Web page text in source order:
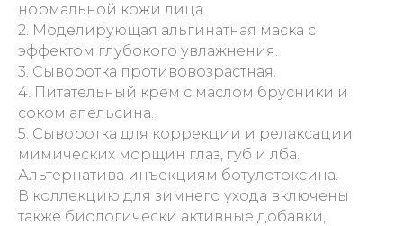
нормальной кожи лица
2. Моделирующая альгинатная маска с
эффектом глубокого увлажнения.
3. Сыворотка противовозрастная.
4. Питательный крем с маслом брусники и
соком апельсина.
5. Сыворотка для коррекции и релаксации
мимических морщин глаз, губ и лба.
Альтернатива инъекциям ботулотоксина.
В коллекцию для зимнего ухода включены
также биологически активные добавки,